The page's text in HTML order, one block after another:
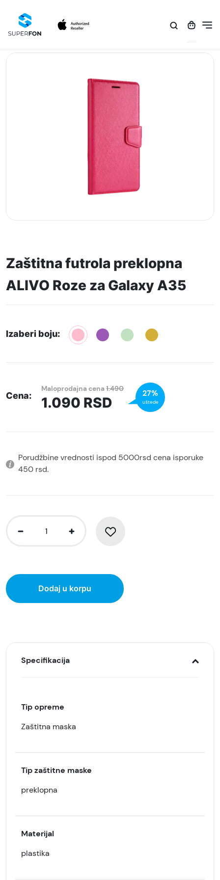
Zaštitna futrola preklopna
ALIVO Roze za Galaxy A35
Izaberi boju:
Cena:
Maloprodajna cena1.490
1.090 RSD
27%
uštede
Porudžbine vrednosti ispod 5000rsd cena isporuke
450 rsd.
Dodaj u korpu
Specifikacija
Tip opreme
Zaštitna maska
Tip zaštitne maske
preklopna
Materijal
plastika